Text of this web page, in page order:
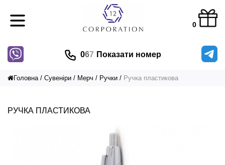
0
067 Показати номер
Головна Сувеніри Мерч Ручки Ручка пластикова
РУЧКА ПЛАСТИКОВА